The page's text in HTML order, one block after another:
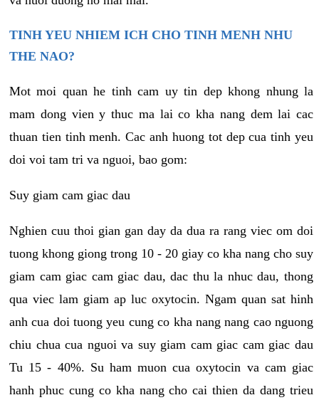
TINH YEU NHIEM ICH CHO TINH MENH NHU
THE NAO?
Mot moi quan he tinh cam uy tin dep khong nhung la
mam dong vien y thuc ma lai co kha nang dem lai cac
thuan tien tinh menh. Cac anh huong tot dep cua tinh yeu
doi voi tam tri va nguoi, bao gom:
Suy giam cam giac dau
Nghien cuu thoi gian gan day da dua ra rang viec om doi
tuong khong giong trong 10 - 20 giay co kha nang cho suy
giam cam giac cam giac dau, dac thu la nhuc dau, thong
qua viec lam giam ap luc oxytocin. Ngam quan sat hinh
anh cua doi tuong yeu cung co kha nang nang cao nguong
chiu chua cua nguoi va suy giam cam giac cam giac dau
Tu 15 - 40%. Su ham muon cua oxytocin va cam giac
hanh phuc cung co kha nang cho cai thien da dang trieu